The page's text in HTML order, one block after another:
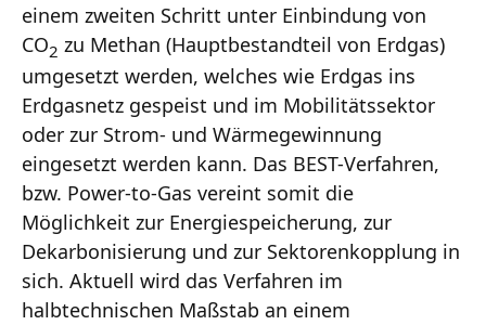
einem zweiten Schritt unter Einbindung von
CO2 zu Methan (Hauptbestandteil von Erdgas)
umgesetzt werden, welches wie Erdgas ins
Erdgasnetz gespeist und im Mobilitätssektor
oder zur Strom- und Wärmegewinnung
eingesetzt werden kann. Das BEST-Verfahren,
bzw. Power-to-Gas vereint somit die
Möglichkeit zur Energiespeicherung, zur
Dekarbonisierung und zur Sektorenkopplung in
sich. Aktuell wird das Verfahren im
halbtechnischen Maßstab an einem